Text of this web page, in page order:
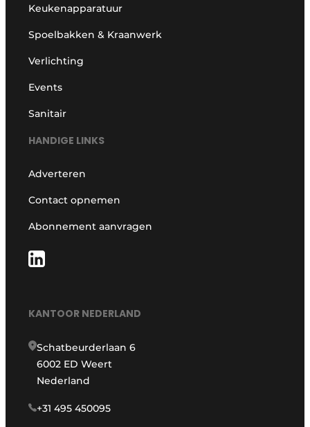
Keukenapparatuur
Spoelbakken & Kraanwerk
Verlichting
Events
Sanitair
HANDIGE LINKS
Adverteren
Contact opnemen
Abonnement aanvragen
KANTOOR NEDERLAND
Schatbeurderlaan 6
6002 ED Weert
Nederland
+31 495 450095